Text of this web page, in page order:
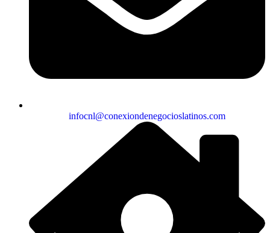
infocnl@conexiondenegocioslatinos.com